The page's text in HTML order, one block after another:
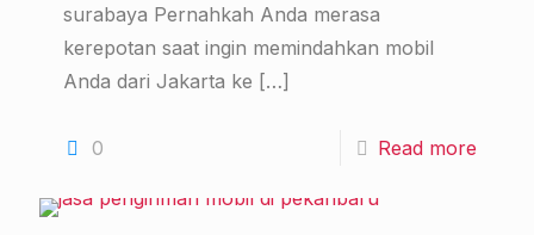
surabaya Pernahkah Anda merasa
kerepotan saat ingin memindahkan mobil
Anda dari Jakarta ke […]
0 Read more